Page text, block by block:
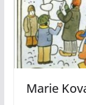
Marie